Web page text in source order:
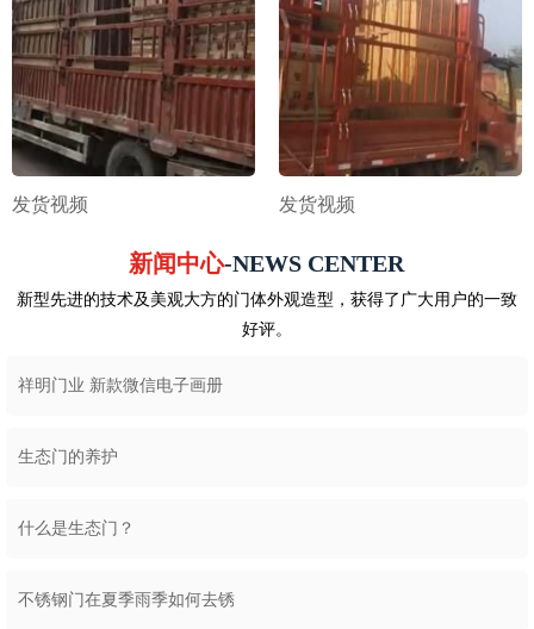
发货视频 发货视频
新闻中心-NEWS CENTER
新型先进的技术及美观大方的门体外观造型，获得了广大用户的一致
好评。
祥明门业 新款微信电子画册
生态门的养护
什么是生态门？
不锈钢门在夏季雨季如何去锈